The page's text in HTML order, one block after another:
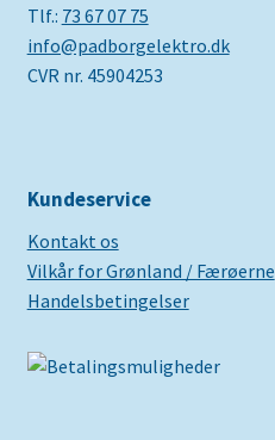
Tlf.: 73 67 07 75
info@padborgelektro.dk
CVR nr. 45904253
Kundeservice
Kontakt os
Vilkår for Grønland / Færøerne
Handelsbetingelser